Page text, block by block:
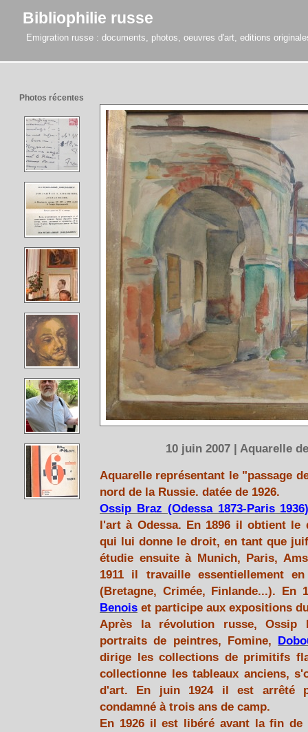
Bibliophilie russe
Emigration russe : documents, photos, oeuvres d'art, editions
10 juin 2007 | Aquarelle
Aquarelle représentant le "passage
nord de la Russie. datée de 1926.
Ossip Braz (Odessa 1873-Paris
l'art à Odessa. En 1896 il obtient le
qui lui donne le droit, en tant que
étudie ensuite à Munich, Paris,
1911 il travaille essentiellement
(Bretagne, Crimée, Finlande...). En
Benois et participe aux expositions
Après la révolution russe, Ossip
portraits de peintres, Fomine,
dirige les collections de primitifs
collectionne les tableaux anciens,
d'art. En juin 1924 il est arrêté
condamné à trois ans de camp.
En 1926 il est libéré avant la fin de
Photos récentes